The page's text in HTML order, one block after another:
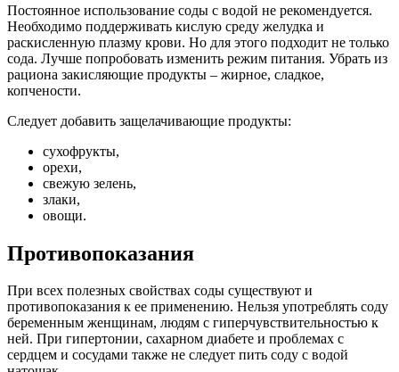
Постоянное использование соды с водой не рекомендуется.
Необходимо поддерживать кислую среду желудка и
раскисленную плазму крови. Но для этого подходит не только
сода. Лучше попробовать изменить режим питания. Убрать из
рациона закисляющие продукты – жирное, сладкое,
копчености.
Следует добавить защелачивающие продукты:
сухофрукты,
орехи,
свежую зелень,
злаки,
овощи.
Противопоказания
При всех полезных свойствах соды существуют и
противопоказания к ее применению. Нельзя употреблять соду
беременным женщинам, людям с гиперчувствительностью к
ней. При гипертонии, сахарном диабете и проблемах с
сердцем и сосудами также не следует пить соду с водой